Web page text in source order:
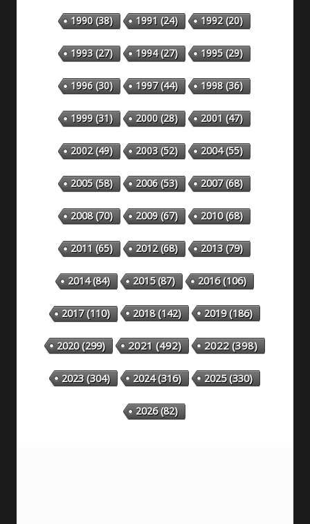
1990(38) 1991 (24) 1992(20)
1993(27) 1994(27) 1995(29)
1996(30) 1997(44) 1998(36)
1999(31) 2000(28) 2001 (47)
2002(49) 2003(52) 2004(55)
2005(58) 2006(53) 2007(68)
2008(70) 2009(67) 2010(68)
2011 (65) 2012(68) 2013(79)
2014(84) 2015(87) 2016(106)
2017(110) 2018(142) 2019(186)
2020(299) 2021(492) 2022(398)
2023(304) 2024(316) 2025(330)
2026(82)